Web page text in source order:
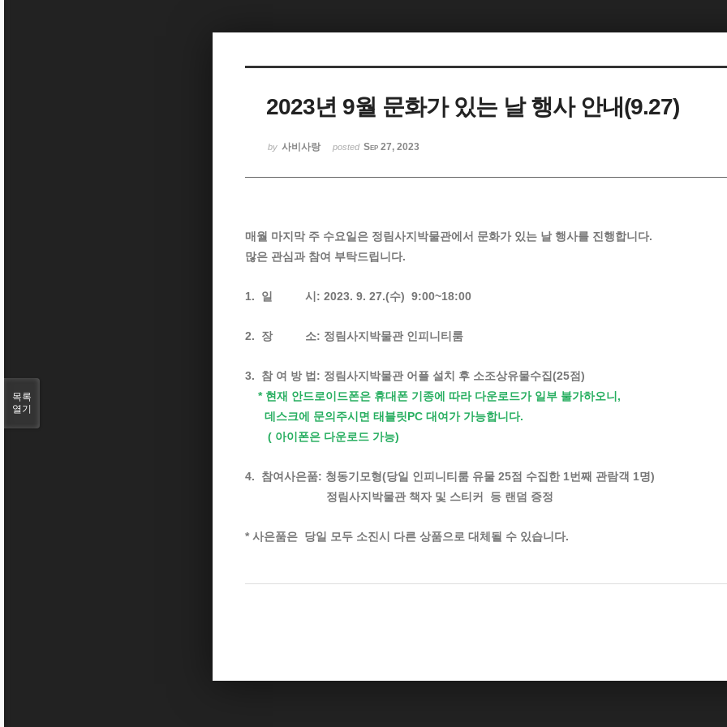
2023년 9월 문화가 있는 날 행사 안내(9.27)
by 사비사랑 posted Sep 27, 2023
매월 마지막 주 수요일은 정림사지박물관에서 문화가 있는 날 행사를 진행합니다.
많은 관심과 참여 부탁드립니다.
1. 일 시: 2023. 9. 27.(수) 9:00~18:00
2. 장 소: 정림사지박물관 인피니티룸
3. 참 여 방 법: 정림사지박물관 어플 설치 후 소조상유물수집(25점)
* 현재 안드로이드폰은 휴대폰 기종에 따라 다운로드가 일부 불가하오니,
데스크에 문의주시면 태블릿PC 대여가 가능합니다.
( 아이폰은 다운로드 가능)
4. 참여사은품: 청동기모형(당일 인피니티룸 유물 25점 수집한 1번째 관람객 1명)
정림사지박물관 책자 및 스티커 등 랜덤 증정
* 사은품은 당일 모두 소진시 다른 상품으로 대체될 수 있습니다.
목록
열기
Sketchbook5, 스케치북5
Sketchbook5, 스케치북5